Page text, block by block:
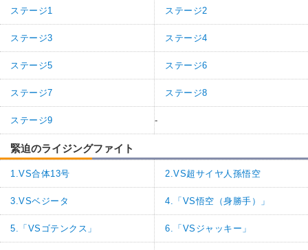
ステージ1 ステージ2
ステージ3 ステージ4
ステージ5 ステージ6
ステージ7 ステージ8
ステージ9 -
緊迫のライジングファイト
1.VS合体13号 2.VS超サイヤ人孫悟空
3.VSベジータ 4.「VS悟空（身勝手）」
5.「VSゴテンクス」 6.「VSジャッキー」